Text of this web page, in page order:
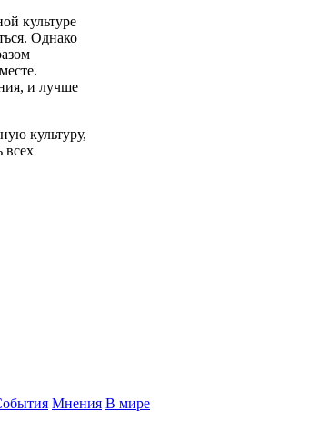
культуре
Однако
и лучше
культуру,
всех
Мнения В мире